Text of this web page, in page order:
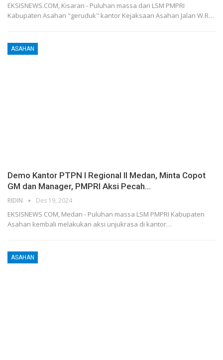
EKSISNEWS.COM, Kisaran - Puluhan massa dari LSM PMPRI
Kabupaten Asahan "geruduk" kantor Kejaksaan Asahan Jalan W.R…
ASAHAN
Demo Kantor PTPN I Regional II Medan, Minta Copot
GM dan Manager, PMPRI Aksi Pecah…
RIDIN Des 19, 2024
EKSISNEWS COM, Medan - Puluhan massa LSM PMPRI Kabupaten
Asahan kembali melakukan aksi unjukrasa di kantor…
ASAHAN